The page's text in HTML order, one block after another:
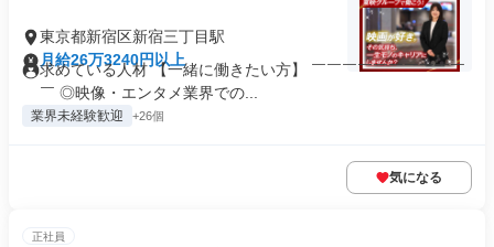
東京都新宿区新宿三丁目駅
月給26万3240円以上
求めている人材 【一緒に働きたい方】 ￣￣￣￣￣￣￣￣￣￣
￣ ◎映像・エンタメ業界での...
業界未経験歓迎 +26個
気になる
正社員